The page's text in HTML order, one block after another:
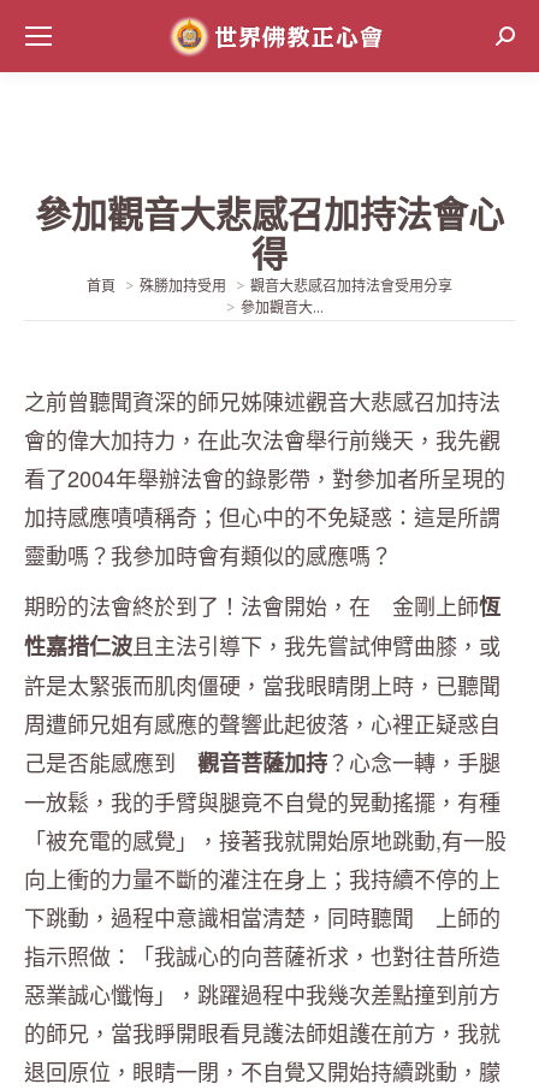
參加觀音大悲感召加持法會心
得
當前位置:
首頁 殊勝加持受用
觀音大悲感召加持法會受用分享
參加觀音大...
之前曾聽聞資深的師兄姊陳述觀音大悲感召加持法
會的偉大加持力，在此次法會舉行前幾天，我先觀
看了2004年舉辦法會的錄影帶，對參加者所呈現的
加持感應嘖嘖稱奇；但心中的不免疑惑：這是所謂
靈動嗎？我參加時會有類似的感應嗎？
期盼的法會終於到了！法會開始，在 金剛上師恆
性嘉措仁波且主法引導下，我先嘗試伸臂曲膝，或
許是太緊張而肌肉僵硬，當我眼睛閉上時，已聽聞
周遭師兄姐有感應的聲響此起彼落，心裡正疑惑自
己是否能感應到 觀音菩薩加持？心念一轉，手腿
一放鬆，我的手臂與腿竟不自覺的晃動搖擺，有種
「被充電的感覺」，接著我就開始原地跳動,有一股
向上衝的力量不斷的灌注在身上；我持續不停的上
下跳動，過程中意識相當清楚，同時聽聞 上師的
指示照做：「我誠心的向菩薩祈求，也對往昔所造
惡業誠心懺悔」，跳躍過程中我幾次差點撞到前方
的師兄，當我睜開眼看見護法師姐護在前方，我就
退回原位，眼睛一閉，不自覺又開始持續跳動，朦